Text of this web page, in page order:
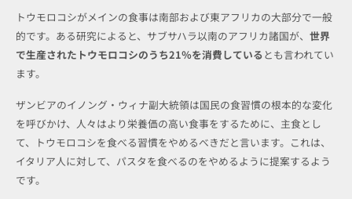
トウモロコシがメインの食事は南部および東アフリカの大部分で一般
的です。ある研究によると、サブサハラ以南のアフリカ諸国が、 世界
で生産されたトウモロコシのうち21％を消費しているとも言われてい
ます。
ザンビアのイノング・ウィナ副大統領は国民の食習慣の根本的な変化
を呼びかけ、人々はより栄養価の高い食事をするために、主食とし
て、トウモロコシを食べる習慣をやめるべきだと言います。これは、
イタリア人に対して、パスタを食べるのをやめるように提案するよう
です。